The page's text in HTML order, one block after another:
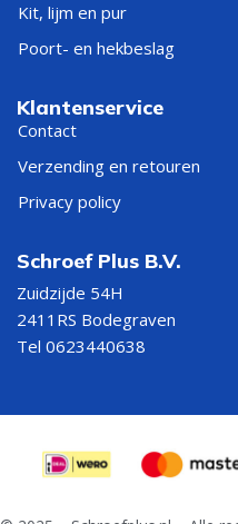
Kit, lijm en pur
Poort- en hekbeslag
Klantenservice
Contact
Verzending en retouren
Privacy policy
Schroef Plus B.V.
Zuidzijde 54H
2411RS Bodegraven
Tel 0623440638